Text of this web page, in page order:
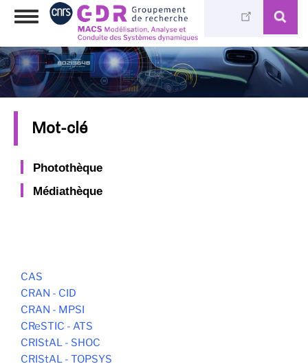
Skip
content
Toggle
Mot-clé
Photothèque
Médiathèque
CAS
CRAN - CID
CRAN - MPSI
CReSTIC - ATS
CRIStAL - SHOC
CRIStAL - TOPSYS